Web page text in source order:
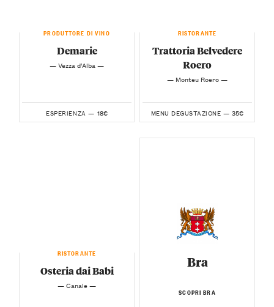
PRODUTTORE DI VINO
Demarie
— Vezza d’Alba —
ESPERIENZA — 18€
RISTORANTE
Trattoria Belvedere
Roero
— Monteu Roero —
MENU DEGUSTAZIONE — 35€
RISTORANTE
Osteria dai Babi
— Canale —
Bra
SCOPRI BRA